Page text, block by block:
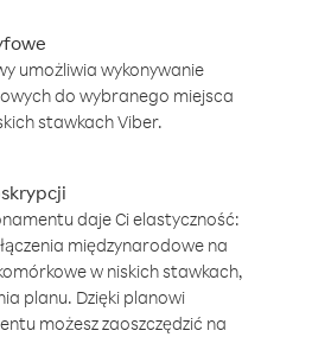
umożliwia wykonywanie
do wybranego miejsca
stawkach Viber.
daje Ci elastyczność:
międzynarodowe na
w niskich stawkach,
planu. Dzięki planowi
możesz zaoszczędzić na